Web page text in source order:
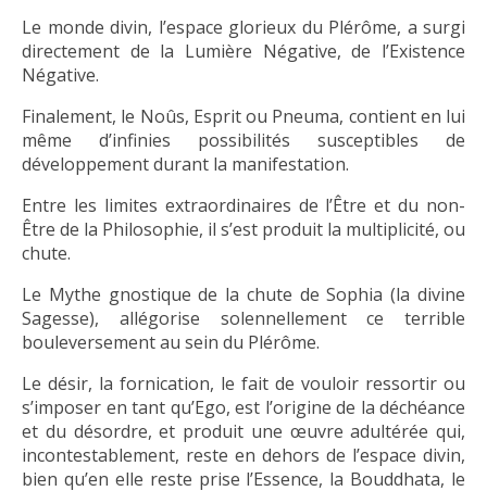
Le monde divin, l’espace glorieux du Plérôme, a surgi
directement de la Lumière Négative, de l’Existence
Négative.
Finalement, le Noûs, Esprit ou Pneuma, contient en lui
même d’infinies possibilités susceptibles de
développement durant la manifestation.
Entre les limites extraordinaires de l’Être et du non-
Être de la Philosophie, il s’est produit la multiplicité, ou
chute.
Le Mythe gnostique de la chute de Sophia (la divine
Sagesse), allégorise solennellement ce terrible
bouleversement au sein du Plérôme.
Le désir, la fornication, le fait de vouloir ressortir ou
s’imposer en tant qu’Ego, est l’origine de la déchéance
et du désordre, et produit une œuvre adultérée qui,
incontestablement, reste en dehors de l’espace divin,
bien qu’en elle reste prise l’Essence, la Bouddhata, le